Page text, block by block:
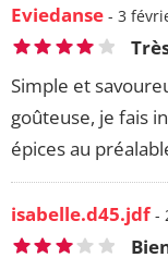
Eviedanse - 3
Simple et
goûteuse, je fais
épices au
isabelle.d45.jdf-